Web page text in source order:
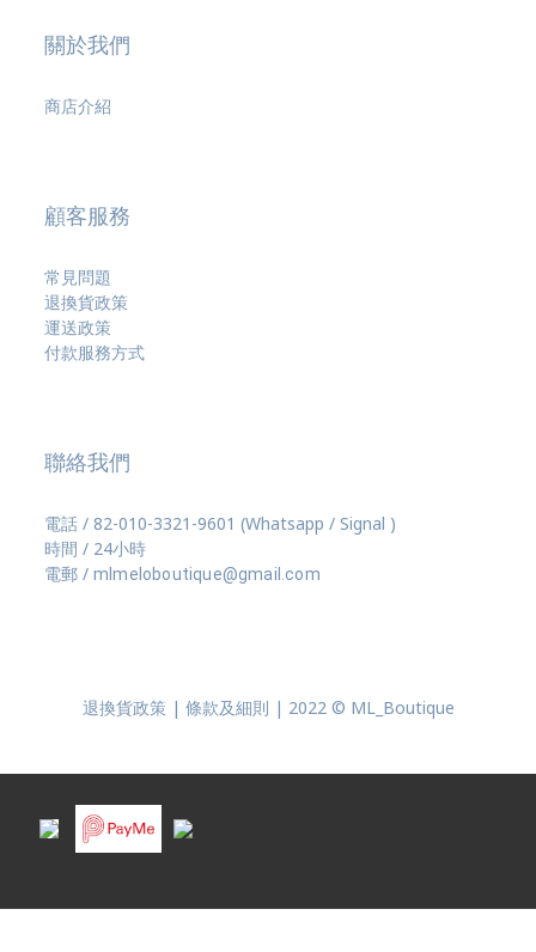
關於我們
商店介紹
顧客服務
常見問題
退換貨政策
運送政策
付款服務方式
聯絡我們
電話 / 82-010-3321-9601 (Whatsapp / Signal )
時間 / 24小時
電郵 / mlmeloboutique@gmail.com
退換貨政策 | 條款及細則 | 2022 © ML_Boutique